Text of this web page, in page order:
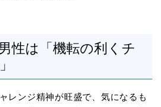
性は「機転の利くチ
レンジ精神が旺盛で、気になるも